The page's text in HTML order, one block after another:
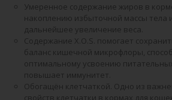
Умеренное содержание жиров в
накоплению избыточной массы тела
дальнейшее увеличение веса.
Содержание X.O.S. помогает
баланс кишечной микрофлоры,
оптимальному усвоению
повышает иммунитет.
Обогащён клетчаткой. Одно из
свойств клетчатки в кормах для